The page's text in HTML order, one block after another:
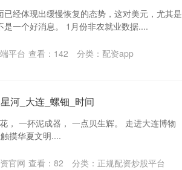
经体现出缓慢恢复的态势，这对美元，尤其是
一个好消息。 1月份非农就业数据....
平台 查看： 142 分类： 配资app
河_大连_螺钿_时间
， 一抔泥成器， 一点贝生辉。 走进大连博物
摸华夏文明....
官网 查看： 82 分类： 正规配资炒股平台